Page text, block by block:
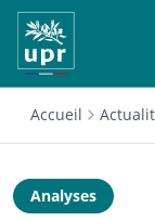
Accueil
Analyses